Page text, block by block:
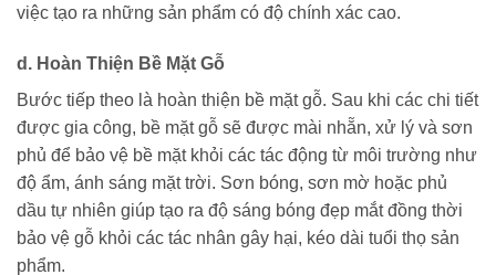
việc tạo ra những sản phẩm có độ chính xác cao.
d. Hoàn Thiện Bề Mặt Gỗ
Bước tiếp theo là hoàn thiện bề mặt gỗ. Sau khi các chi tiết
được gia công, bề mặt gỗ sẽ được mài nhẵn, xử lý và sơn
phủ để bảo vệ bề mặt khỏi các tác động từ môi trường như
độ ẩm, ánh sáng mặt trời. Sơn bóng, sơn mờ hoặc phủ
dầu tự nhiên giúp tạo ra độ sáng bóng đẹp mắt đồng thời
bảo vệ gỗ khỏi các tác nhân gây hại, kéo dài tuổi thọ sản
phẩm.